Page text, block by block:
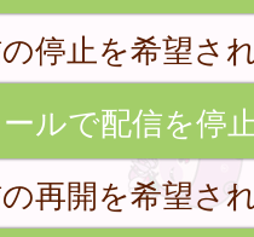
停止を希望さ
ルで配信を停
再開を希望さ